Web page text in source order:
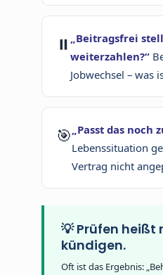
⏸
„Beitragsfrei
weiterzahlen?“
Jobwechsel – was
🎯 „Passt das noch
Lebenssituation
Vertrag nicht
💡 Prüfen heißt
kündigen.
Oft ist das Ergebnis: